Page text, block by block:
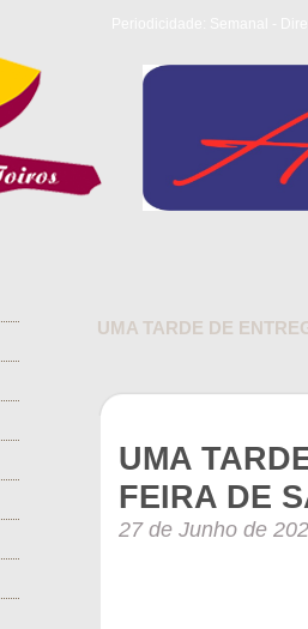
UMA TARDE DE
UMA
FEIRA DE
27 de Junho de